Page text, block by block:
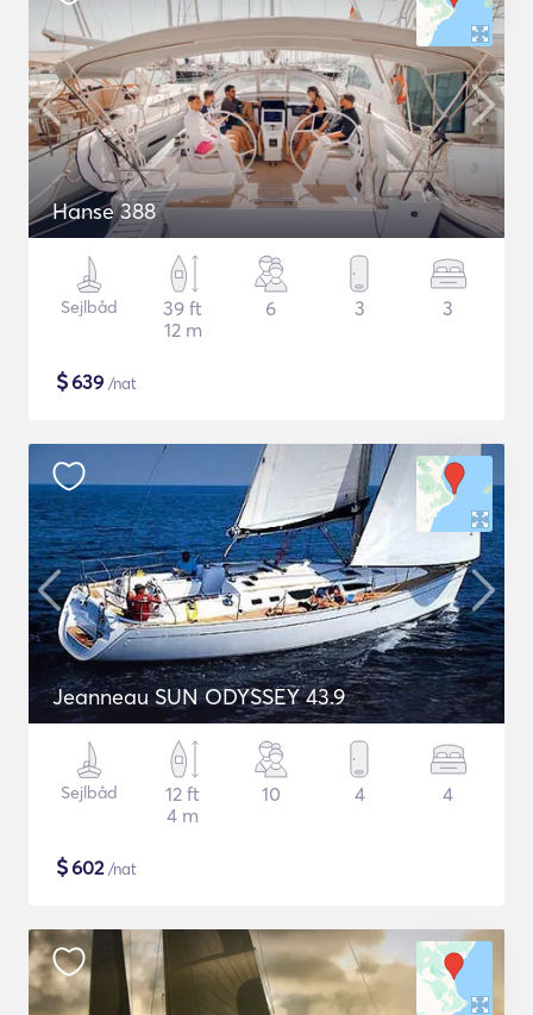
Hanse 388
Sejlbåd
39 ft
12 m
6 3 3
$639 /nat
Jeanneau SUN ODYSSEY 43.9
Sejlbåd
12 ft
4 m
10 4 4
$602/nat